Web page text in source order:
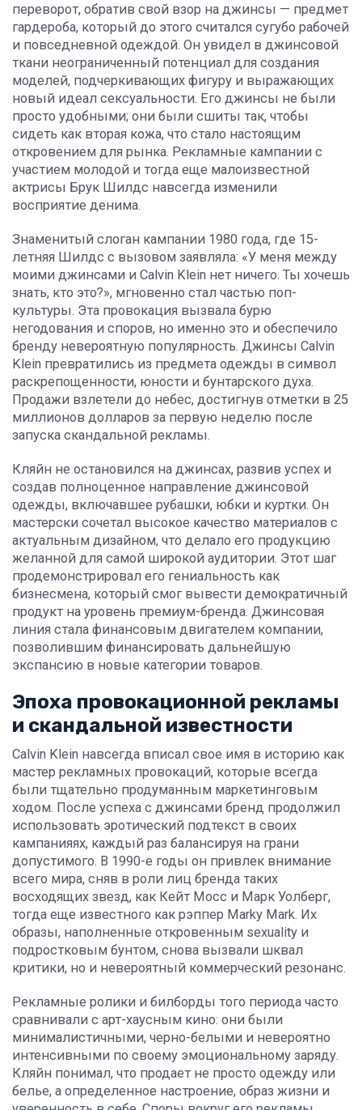
переворот, обратив свой взор на джинсы — предмет
гардероба, который до этого считался сугубо рабочей
и повседневной одеждой. Он увидел в джинсовой
ткани неограниченный потенциал для создания
моделей, подчеркивающих фигуру и выражающих
новый идеал сексуальности. Его джинсы не были
просто удобными; они были сшиты так, чтобы
сидеть как вторая кожа, что стало настоящим
откровением для рынка. Рекламные кампании с
участием молодой и тогда еще малоизвестной
актрисы Брук Шилдс навсегда изменили
восприятие денима.
Знаменитый слоган кампании 1980 года, где 15-
летняя Шилдс с вызовом заявляла: «У меня между
моими джинсами и Calvin Klein нет ничего. Ты хочешь
знать, кто это?», мгновенно стал частью поп-
культуры. Эта провокация вызвала бурю
негодования и споров, но именно это и обеспечило
бренду невероятную популярность. Джинсы Calvin
Klein превратились из предмета одежды в символ
раскрепощенности, юности и бунтарского духа.
Продажи взлетели до небес, достигнув отметки в 25
миллионов долларов за первую неделю после
запуска скандальной рекламы.
Кляйн не остановился на джинсах, развив успех и
создав полноценное направление джинсовой
одежды, включавшее рубашки, юбки и куртки. Он
мастерски сочетал высокое качество материалов с
актуальным дизайном, что делало его продукцию
желанной для самой широкой аудитории. Этот шаг
продемонстрировал его гениальность как
бизнесмена, который смог вывести демократичный
продукт на уровень премиум-бренда. Джинсовая
линия стала финансовым двигателем компании,
позволившим финансировать дальнейшую
экспансию в новые категории товаров.
Эпоха провокационной рекламы
и скандальной известности
Calvin Klein навсегда вписал свое имя в историю как
мастер рекламных провокаций, которые всегда
были тщательно продуманным маркетинговым
ходом. После успеха с джинсами бренд продолжил
использовать эротический подтекст в своих
кампанияях, каждый раз балансируя на грани
допустимого. В 1990-е годы он привлек внимание
всего мира, сняв в роли лиц бренда таких
восходящих звезд, как Кейт Мосс и Марк Уолберг,
тогда еще известного как рэппер Marky Mark. Их
образы, наполненные откровенным sexuality и
подростковым бунтом, снова вызвали шквал
критики, но и невероятный коммерческий резонанс.
Рекламные ролики и билборды того периода часто
сравнивали с арт-хаусным кино: они были
минималистичными, черно-белыми и невероятно
интенсивными по своему эмоциональному заряду.
Кляйн понимал, что продает не просто одежду или
белье, а определенное настроение, образ жизни и